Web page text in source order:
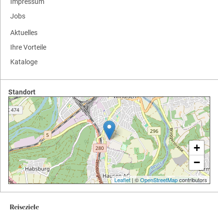
Jobs
Aktuelles
Ihre Vorteile
Kataloge
Standort
+
−
Leaflet| ©OpenStreetMapcontributors
Reiseziele